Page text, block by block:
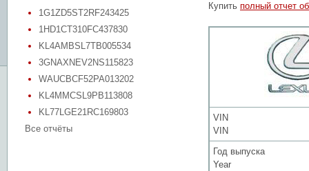
1G1ZD5ST2RF243425
1HD1CT310FC437830
KL4AMBSL7TB005534
3GNAXNEV2NS115823
WAUCBCF52PA013202
KL4MMCSL9PB113808
KL77LGE21RC169803
Все отчёты
Купить полный отчет
VIN
VIN
Год выпуска
Year